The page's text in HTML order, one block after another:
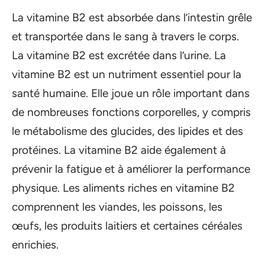
La vitamine B2 est absorbée dans l’intestin grêle
et transportée dans le sang à travers le corps.
La vitamine B2 est excrétée dans l’urine. La
vitamine B2 est un nutriment essentiel pour la
santé humaine. Elle joue un rôle important dans
de nombreuses fonctions corporelles, y compris
le métabolisme des glucides, des lipides et des
protéines. La vitamine B2 aide également à
prévenir la fatigue et à améliorer la performance
physique. Les aliments riches en vitamine B2
comprennent les viandes, les poissons, les
œufs, les produits laitiers et certaines céréales
enrichies.